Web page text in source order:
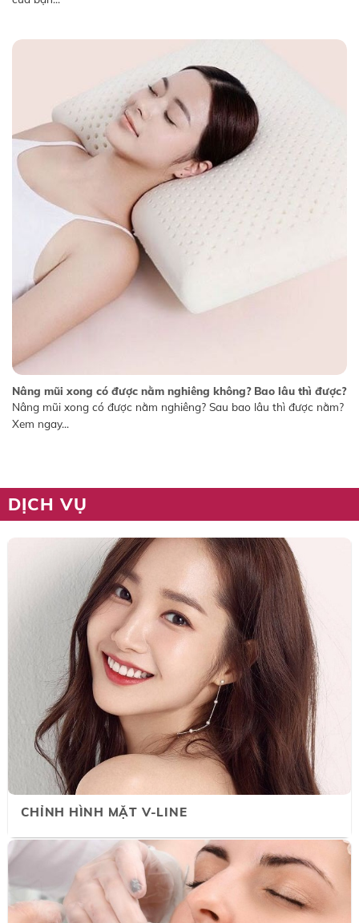
Nâng mũi xong có được nằm nghiêng không? Bao lâu thì được?
Nâng mũi xong có được nằm nghiêng? Sau bao lâu thì được nằm?
Xem ngay...
DỊCH VỤ
CHỈNH HÌNH MẶT V-LINE